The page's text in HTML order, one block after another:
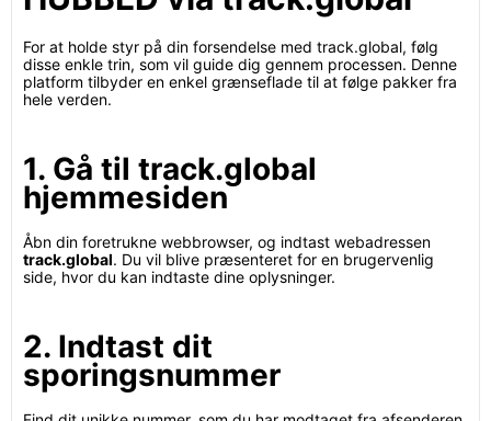
For at holde styr på din forsendelse med track.global, følg
disse enkle trin, som vil guide dig gennem processen. Denne
platform tilbyder en enkel grænseflade til at følge pakker fra
hele verden.
1. Gå til track.global
hjemmesiden
Åbn din foretrukne webbrowser, og indtast webadressen
track.global. Du vil blive præsenteret for en brugervenlig
side, hvor du kan indtaste dine oplysninger.
2. Indtast dit
sporingsnummer